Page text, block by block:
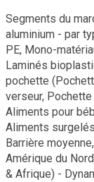
Segments du
aluminium - par
PE, Mono-
Laminés
pochette
verseur,
Aliments pour
Aliments
Barrière
Amérique du
& Afrique) -